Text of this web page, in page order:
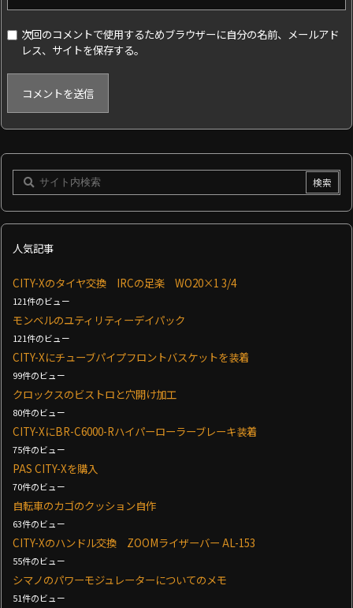
次回のコメントで使用するためブラウザーに自分の名前、メールアド
レス、サイトを保存する。
人気記事
CITY-Xのタイヤ交換 IRCの足楽 WO20×1 3/4
121件のビュー
モンベルのユティリティーデイパック
121件のビュー
CITY-Xにチューブパイプフロントバスケットを装着
99件のビュー
クロックスのビストロと穴開け加工
80件のビュー
CITY-XにBR-C6000-Rハイパーローラーブレーキ装着
75件のビュー
PAS CITY-Xを購入
70件のビュー
自転車のカゴのクッション自作
63件のビュー
CITY-Xのハンドル交換 ZOOMライザーバー AL-153
55件のビュー
シマノのパワーモジュレーターについてのメモ
51件のビュー